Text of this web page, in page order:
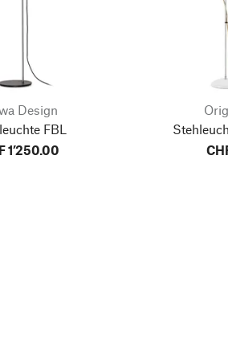
Design
FBL
1’250.00